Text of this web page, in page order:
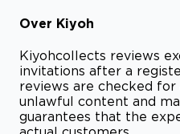
Over Kiyoh
Kiyohcollects reviews
invitations after a
reviews are checked
unlawful content and
guarantees that the